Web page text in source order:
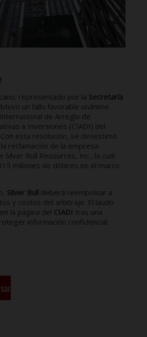
representado por la Secretaría
un fallo favorable unánime
de Arreglo de
a Inversiones (CIADI) del
Con esta resolución, se desestimó
reclamación de la empresa
Silver Bull Resources, Inc., la cual
millones de dólares en el marco
Silver Bull deberá reembolsar a
y costos del arbitraje. El laudo
la página del CIADI tras una
información confidencial.